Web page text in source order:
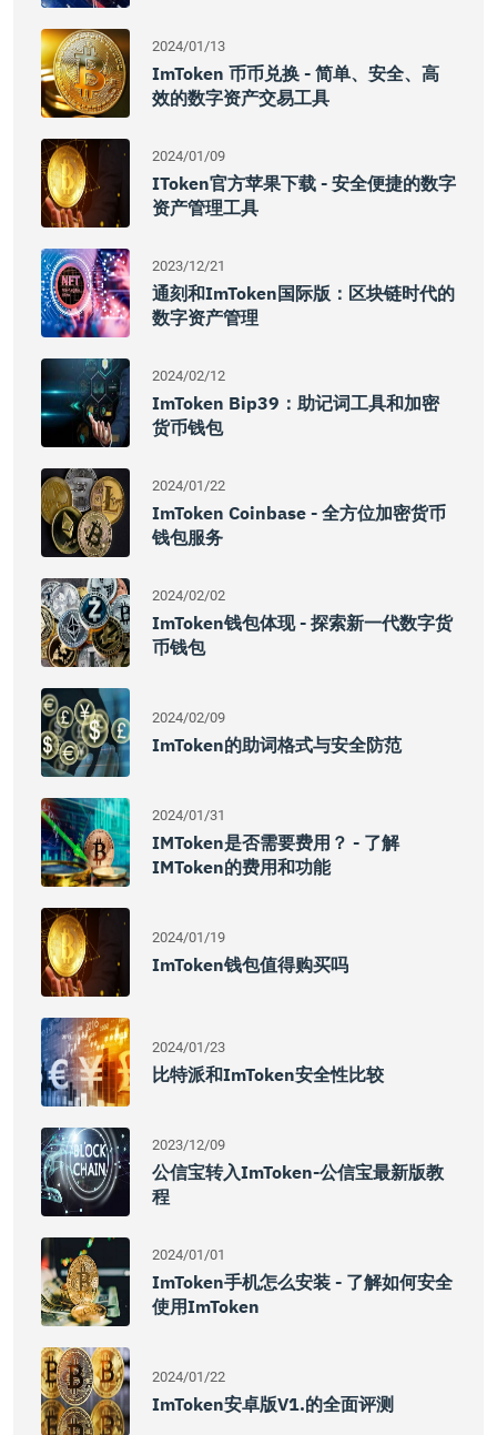
2024/01/13
ImToken 币币兑换 - 简单、安全、高
效的数字资产交易工具
2024/01/09
IToken官方苹果下载 - 安全便捷的数字
资产管理工具
2023/12/21
通刻和imToken国际版：区块链时代的
数字资产管理
2024/02/12
ImToken Bip39：助记词工具和加密
货币钱包
2024/01/22
ImToken Coinbase - 全方位加密货币
钱包服务
2024/02/02
ImToken钱包体现 - 探索新一代数字货
币钱包
2024/02/09
ImToken的助词格式与安全防范
2024/01/31
IMToken是否需要费用？ - 了解
IMToken的费用和功能
2024/01/19
ImToken钱包值得购买吗
2024/01/23
比特派和imToken安全性比较
2023/12/09
公信宝转入imToken-公信宝最新版教
程
2024/01/01
ImToken手机怎么安装 - 了解如何安全
使用imToken
2024/01/22
ImToken安卓版v1.的全面评测